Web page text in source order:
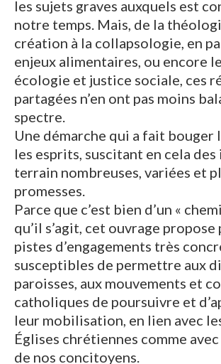
les sujets graves auxquels est
notre temps. Mais, de la
création à la collapsologie, en
enjeux alimentaires, ou encore
écologie et justice sociale, ces
partagées n’en ont pas moins
spectre.
Une démarche qui a fait bouger
les esprits, suscitant en cela
terrain nombreuses, variées et
promesses.
Parce que c’est bien d’un «
qu’il s’agit, cet ouvrage
pistes d’engagements très
susceptibles de permettre aux
paroisses, aux mouvements et
catholiques de poursuivre et
leur mobilisation, en lien avec
Églises chrétiennes comme avec
de nos concitoyens.